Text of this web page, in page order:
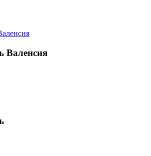
Валенсия